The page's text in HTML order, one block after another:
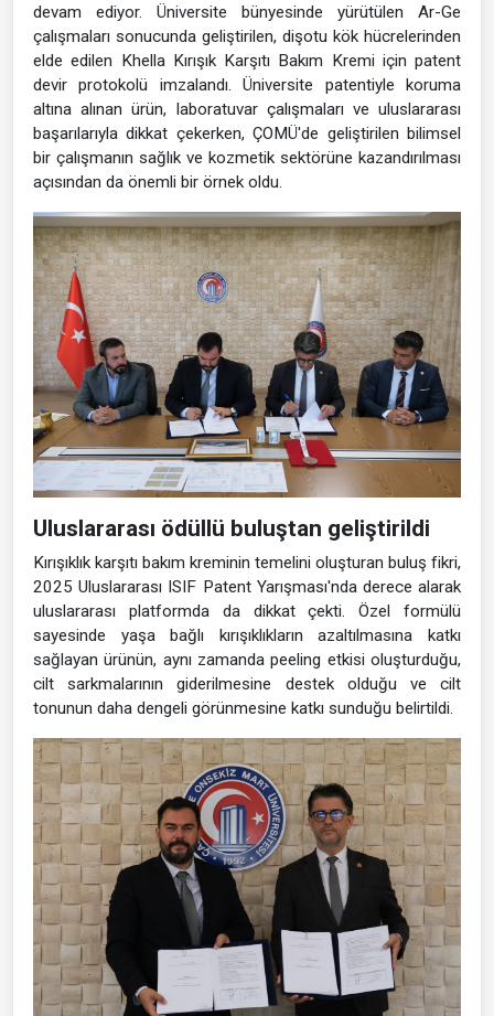
devam ediyor. Üniversite bünyesinde yürütülen Ar-Ge
çalışmaları sonucunda geliştirilen, dişotu kök hücrelerinden
elde edilen Khella Kırışık Karşıtı Bakım Kremi için patent
devir protokolü imzalandı. Üniversite patentiyle koruma
altına alınan ürün, laboratuvar çalışmaları ve uluslararası
başarılarıyla dikkat çekerken, ÇOMÜ'de geliştirilen bilimsel
bir çalışmanın sağlık ve kozmetik sektörüne kazandırılması
açısından da önemli bir örnek oldu.
Uluslararası ödüllü buluştan geliştirildi
Kırışıklık karşıtı bakım kreminin temelini oluşturan buluş fikri,
2025 Uluslararası ISIF Patent Yarışması'nda derece alarak
uluslararası platformda da dikkat çekti. Özel formülü
sayesinde yaşa bağlı kırışıklıkların azaltılmasına katkı
sağlayan ürünün, aynı zamanda peeling etkisi oluşturduğu,
cilt sarkmalarının giderilmesine destek olduğu ve cilt
tonunun daha dengeli görünmesine katkı sunduğu belirtildi.